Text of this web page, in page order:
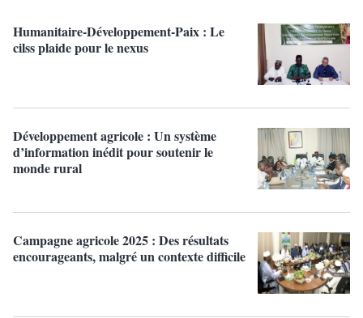
Humanitaire-Développement-Paix : Le
cilss plaide pour le nexus
Développement agricole : Un système
d’information inédit pour soutenir le
monde rural
Campagne agricole 2025 : Des résultats
encourageants, malgré un contexte difficile